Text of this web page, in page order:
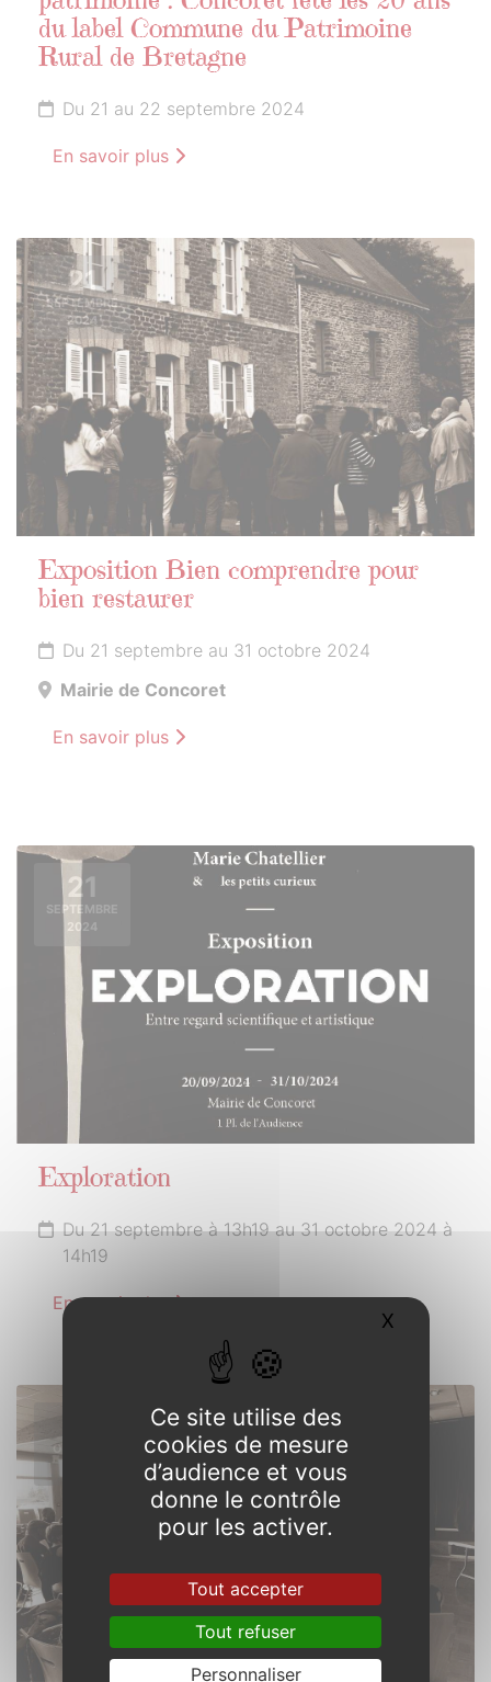
du label Commune du Patrimoine
Rural de Bretagne
Du 21 au 22 septembre 2024
En savoir plus
21
SEPTEMBRE
2024
Exposition Bien comprendre pour
bien restaurer
Du 21 septembre au 31 octobre 2024
Mairie de Concoret
En savoir plus
21
SEPTEMBRE
2024
Exploration
Du 21 septembre à 13h19 au 31 octobre 2024 à
14h19
En savoir plus
OCTOBRE
Ce site utilise des
cookies de mesure
d’audience et vous
donne le contrôle
pour les activer.
Tout accepter
Tout refuser
Personnaliser
X Masquer